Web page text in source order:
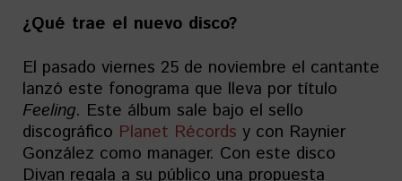
¿Qué trae el nuevo disco?
El pasado viernes 25 de noviembre el cantante
lanzó este fonograma que lleva por título
Feeling. Este álbum sale bajo el sello
discográfico Planet Récords y con Raynier
González como manager. Con este disco
Divan regala a su público una propuesta